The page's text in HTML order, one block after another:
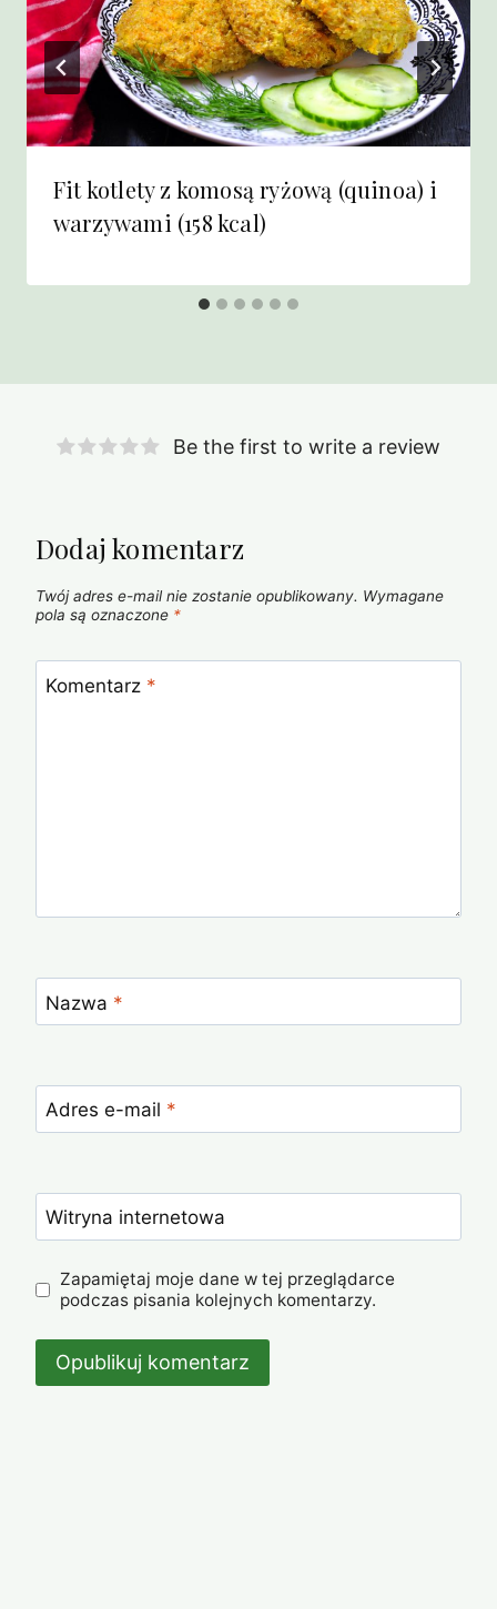
Fit kotlety z komosą ryżową (quinoa) i
warzywami (158 kcal)
Be the first to write a review
Dodaj komentarz
Twój adres e-mail nie zostanie opublikowany. Wymagane
pola są oznaczone *
Komentarz *
Nazwa *
Adres e-mail *
Witryna internetowa
Zapamiętaj moje dane w tej przeglądarce
podczas pisania kolejnych komentarzy.